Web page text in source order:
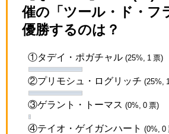
催の「ツール・ド・フ
優勝するのは？
①タデイ・ポガチャル (25%, 1 票)
②プリモシュ・ログリッチ (25%,
③ゲラント・トーマス (0%, 0 票)
④テイオ・ゲイガンハート (0%, 0